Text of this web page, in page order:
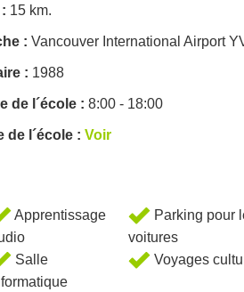
15 km.
: Vancouver International Airport
: 1988
de l´école : 8:00 - 18:00
de l´école : Voir
Apprentissage
Parking pour
voitures
Salle
Voyages